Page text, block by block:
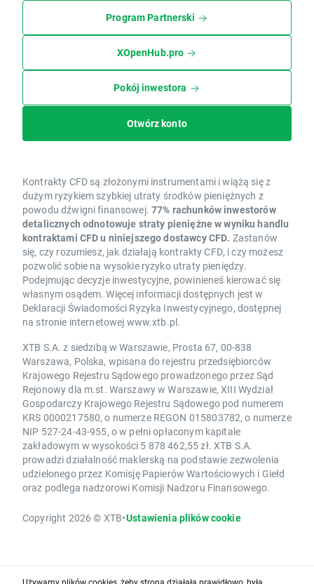
Program Partnerski
XOpenHub.pro
Pokój inwestora
Otwórz konto
Kontrakty CFD są złożonymi instrumentami i wiążą się z
dużym ryzykiem szybkiej utraty środków pieniężnych z
powodu dźwigni finansowej. 77% rachunków inwestorów
detalicznych odnotowuje straty pieniężne w wyniku handlu
kontraktami CFD u niniejszego dostawcy CFD. Zastanów
się, czy rozumiesz, jak działają kontrakty CFD, i czy możesz
pozwolić sobie na wysokie ryzyko utraty pieniędzy.
Podejmując decyzje inwestycyjne, powinieneś kierować się
własnym osądem. Więcej informacji dostępnych jest w
Deklaracji Świadomości Ryzyka Inwestycyjnego, dostępnej
na stronie internetowej www.xtb.pl.
XTB S.A. z siedzibą w Warszawie, Prosta 67, 00-838
Warszawa, Polska, wpisana do rejestru przedsiębiorców
Krajowego Rejestru Sądowego prowadzonego przez Sąd
Rejonowy dla m.st. Warszawy w Warszawie, XIII Wydział
Gospodarczy Krajowego Rejestru Sądowego pod numerem
KRS 0000217580, o numerze REGON 015803782, o numerze
NIP 527-24-43-955, o w pełni opłaconym kapitale
zakładowym w wysokości 5 878 462,55 zł. XTB S.A.
prowadzi działalność maklerską na podstawie zezwolenia
udzielonego przez Komisję Papierów Wartościowych i Giełd
oraz podlega nadzorowi Komisji Nadzoru Finansowego.
Copyright 2026 © XTB•Ustawienia plików cookie